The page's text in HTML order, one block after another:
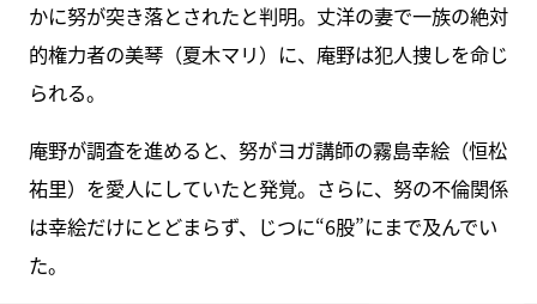
かに努が突き落とされたと判明。丈洋の妻で一族の絶対
的権力者の美琴（夏木マリ）に、庵野は犯人捜しを命じ
られる。
庵野が調査を進めると、努がヨガ講師の霧島幸絵（恒松
祐里）を愛人にしていたと発覚。さらに、努の不倫関係
は幸絵だけにとどまらず、じつに“6股”にまで及んでい
た。